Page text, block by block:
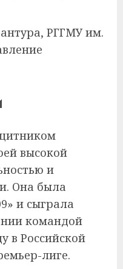
РГГМУ им.
высокой
и
Она была
и сыграла
командой
в Российской
лиге.